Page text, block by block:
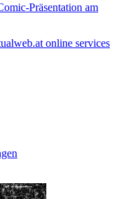
Präsentation am
online services